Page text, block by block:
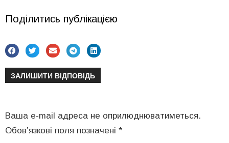
Поділитись публікацією
ЗАЛИШИТИ ВІДПОВІДЬ
Ваша e-mail адреса не оприлюднюватиметься.
Обов’язкові поля позначені *